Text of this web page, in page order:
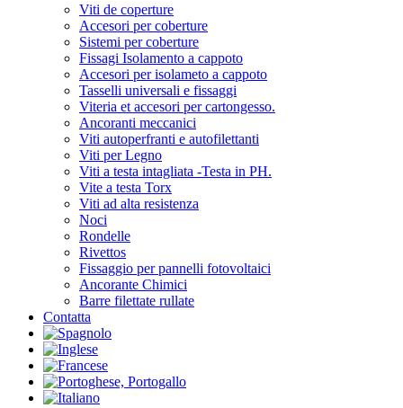
Viti de coperture
Accesori per coberture
Sistemi per coberture
Fissagi Isolamento a cappoto
Accesori per isolameto a cappoto
Tasselli universali e fissaggi
Viteria et accesori per cartongesso.
Ancoranti meccanici
Viti autoperfranti e autofilettanti
Viti per Legno
Viti a testa intagliata -Testa in PH.
Vite a testa Torx
Viti ad alta resistenza
Noci
Rondelle
Rivettos
Fissaggio per pannelli fotovoltaici
Ancorante Chimici
Barre filettate rullate
Contatta